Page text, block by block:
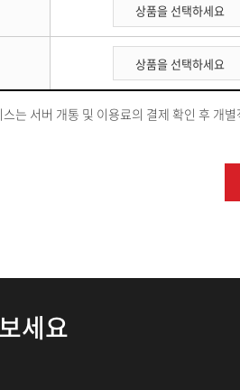
는 서버 개통 및 이용료의 결제 확인 후 개
세요